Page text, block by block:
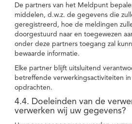
De partners van het Meldpunt
middelen, d.w.z. de gegevens die
geregistreerd, hoe de meldingen
doorgestuurd naar en toegewezen
onder deze partners toegang zal
bewaarde informatie.
Elke partner blijft uitsluitend
betreffende verwerkingsactiviteiten
opdrachten.
4.4. Doeleinden van de
verwerken wij uw gegevens?